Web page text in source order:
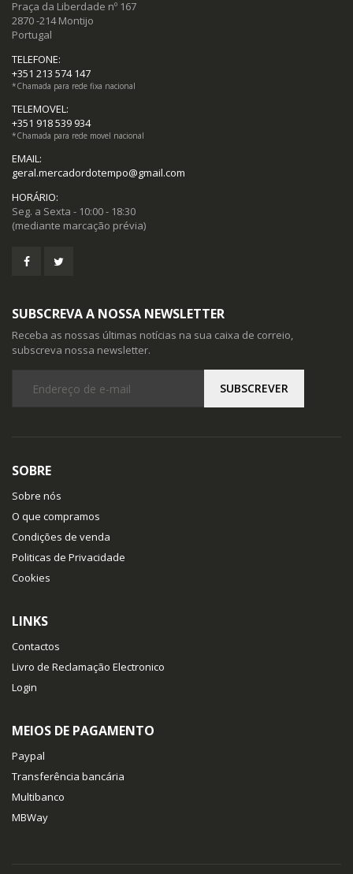
Praça da Liberdade nº 167
2870 -214 Montijo
Portugal
TELEFONE:
+351 213 574 147
*Chamada para rede fixa nacional
TELEMOVEL:
+351 918 539 934
*Chamada para rede movel nacional
EMAIL:
geral.mercadordotempo@gmail.com
HORÁRIO:
Seg. a Sexta - 10:00 - 18:30
(mediante marcação prévia)
SUBSCREVA A NOSSA NEWSLETTER
Receba as nossas últimas notícias na sua caixa de correio,
subscreva nossa newsletter.
SOBRE
Sobre nós
O que compramos
Condições de venda
Politicas de Privacidade
Cookies
LINKS
Contactos
Livro de Reclamação Electronico
Login
MEIOS DE PAGAMENTO
Paypal
Transferência bancária
Multibanco
MBWay